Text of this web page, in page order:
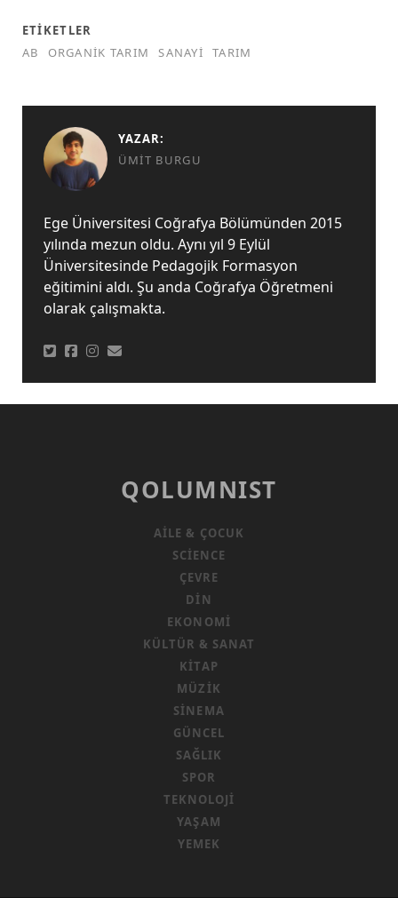
ETIKETLER
AB
ORGANIK TARIM SANAYI TARIM
YAZAR:
ÜMIT BURGU
Ege Üniversitesi Coğrafya Bölümünden 2015
yılında mezun oldu. Aynı yıl 9 Eylül
Üniversitesinde Pedagojik Formasyon
eğitimini aldı. Şu anda Coğrafya Öğretmeni
olarak çalışmakta.
QOLUMNIST
AILE & ÇOCUK
SCIENCE
ÇEVRE
DIN
EKONOMI
KÜLTÜR & SANAT
KITAP
MÜZIK
SINEMA
GÜNCEL
SAĞLIK
SPOR
TEKNOLOJI
YAŞAM
YEMEK